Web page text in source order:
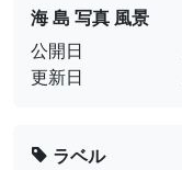
海 島 写真 風景
公開日
更新日
ラベル